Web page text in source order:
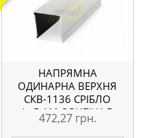
НАПРЯМНА
ОДИНАРНА ВЕРХНЯ
СКВ-1136 СРІБЛО
L=5.1М ОРИГІНАЛ
472,27 грн.